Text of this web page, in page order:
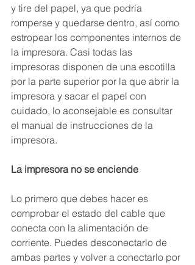
y tire del papel, ya que podría
romperse y quedarse dentro, así como
estropear los componentes internos de
la impresora. Casi todas las
impresoras disponen de una escotilla
por la parte superior por la que abrir la
impresora y sacar el papel con
cuidado, lo aconsejable es consultar
el manual de instrucciones de la
impresora.
La impresora no se enciende
Lo primero que debes hacer es
comprobar el estado del cable que
conecta con la alimentación de
corriente. Puedes desconectarlo de
ambas partes y volver a conectarlo por